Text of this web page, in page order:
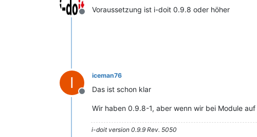
Offline
Voraussetzung ist i-doit 0.9.8 oder höher
I
Offline
iceman76
Das ist schon klar
Wir haben 0.9.8-1, aber wenn wir bei Module
i-doit version 0.9.9 Rev. 5050